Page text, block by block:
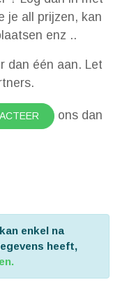
je all prijzen, kan
enz ..
dan één aan. Let
ons dan
enkel na
heeft,